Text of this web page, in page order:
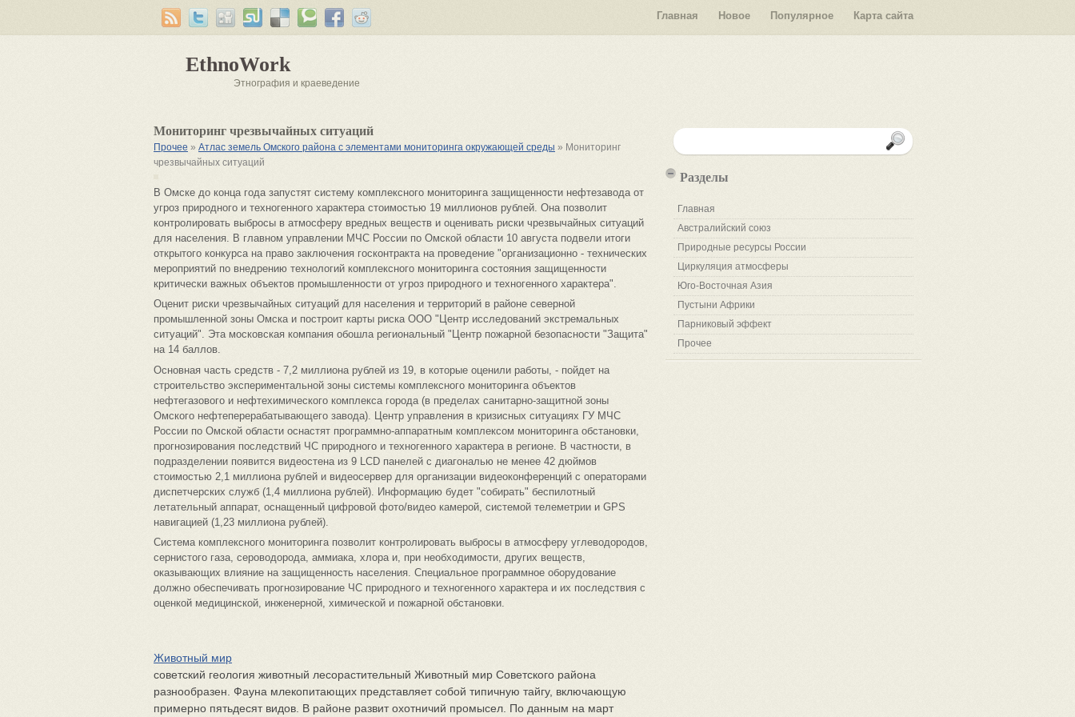
EthnoWork
Этнография и краеведение
Главная Новое Популярное Карта сайта
Мониторинг чрезвычайных ситуаций
Прочее » Атлас земель Омского района с элементами мониторинга окружающей среды » Мониторинг
чрезвычайных ситуаций
В Омске до конца года запустят систему комплексного мониторинга защищенности нефтезавода от
угроз природного и техногенного характера стоимостью 19 миллионов рублей. Она позволит
контролировать выбросы в атмосферу вредных веществ и оценивать риски чрезвычайных ситуаций
для населения. В главном управлении МЧС России по Омской области 10 августа подвели итоги
открытого конкурса на право заключения госконтракта на проведение "организационно - технических
мероприятий по внедрению технологий комплексного мониторинга состояния защищенности
критически важных объектов промышленности от угроз природного и техногенного характера".
Оценит риски чрезвычайных ситуаций для населения и территорий в районе северной
промышленной зоны Омска и построит карты риска ООО "Центр исследований экстремальных
ситуаций". Эта московская компания обошла региональный "Центр пожарной безопасности "Защита"
на 14 баллов.
Основная часть средств - 7,2 миллиона рублей из 19, в которые оценили работы, - пойдет на
строительство экспериментальной зоны системы комплексного мониторинга объектов
нефтегазового и нефтехимического комплекса города (в пределах санитарно-защитной зоны
Омского нефтеперерабатывающего завода). Центр управления в кризисных ситуациях ГУ МЧС
России по Омской области оснастят программно-аппаратным комплексом мониторинга обстановки,
прогнозирования последствий ЧС природного и техногенного характера в регионе. В частности, в
подразделении появится видеостена из 9 LCD панелей с диагональю не менее 42 дюймов
стоимостью 2,1 миллиона рублей и видеосервер для организации видеоконференций с операторами
диспетчерских служб (1,4 миллиона рублей). Информацию будет "собирать" беспилотный
летательный аппарат, оснащенный цифровой фото/видео камерой, системой телеметрии и GPS
навигацией (1,23 миллиона рублей).
Система комплексного мониторинга позволит контролировать выбросы в атмосферу углеводородов,
сернистого газа, сероводорода, аммиака, хлора и, при необходимости, других веществ,
оказывающих влияние на защищенность населения. Специальное программное оборудование
должно обеспечивать прогнозирование ЧС природного и техногенного характера и их последствия с
оценкой медицинской, инженерной, химической и пожарной обстановки.
Животный мир
советский геология животный лесорастительный Животный мир Советского района
разнообразен. Фауна млекопитающих представляет собой типичную тайгу, включающую
примерно пятьдесят видов. В районе развит охотничий промысел. По данным на март
Разделы
Главная
Австралийский союз
Природные ресурсы России
Циркуляция атмосферы
Юго-Восточная Азия
Пустыни Африки
Парниковый эффект
Прочее